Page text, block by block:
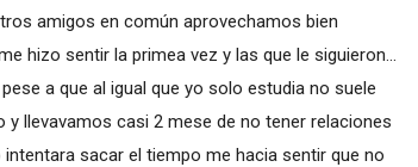
amigos en común aprovechamos bien
hizo sentir la primea vez y las que le siguieron...
a que al igual que yo solo estudia no suele
llevavamos casi 2 mese de no tener relaciones
sacar el tiempo me hacia sentir que no